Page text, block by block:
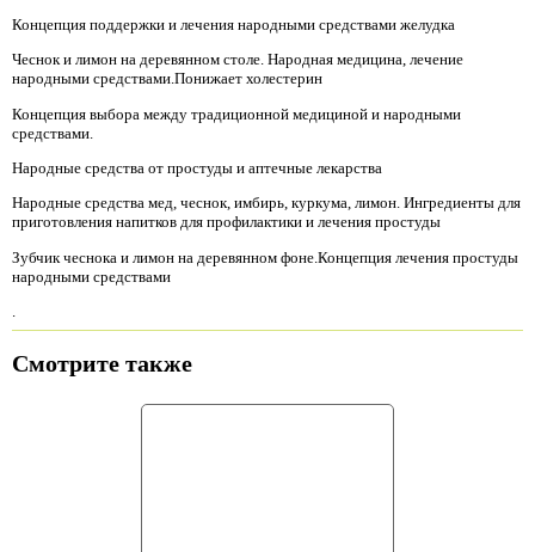
Концепция поддержки и лечения народными средствами желудка
Чеснок и лимон на деревянном столе. Народная медицина, лечение
народными средствами.Понижает холестерин
Концепция выбора между традиционной медициной и народными
средствами.
Народные средства от простуды и аптечные лекарства
Народные средства мед, чеснок, имбирь, куркума, лимон. Ингредиенты для
приготовления напитков для профилактики и лечения простуды
Зубчик чеснока и лимон на деревянном фоне.Концепция лечения простуды
народными средствами
.
Смотрите также